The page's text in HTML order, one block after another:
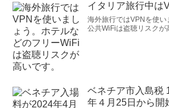
イタリア旅行中は
海外旅行ではVPNを使
公共WiFiは盗聴リスクが
ベネチア市入島税
年４月25日から開